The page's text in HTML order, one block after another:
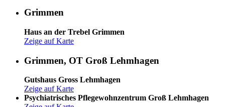
Grimmen
Haus an der Trebel Grimmen
Zeige auf Karte
Grimmen, OT Groß Lehmhagen
Gutshaus Gross Lehmhagen
Zeige auf Karte
Psychiatrisches Pflegewohnzentrum Groß Lehmhagen